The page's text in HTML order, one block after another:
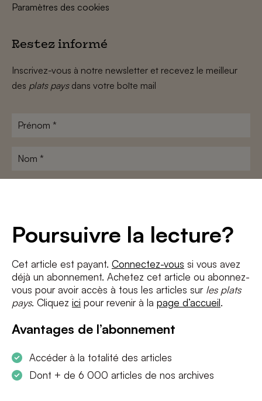
Poursuivre la lecture?
Cet article est payant. Connectez-vous si vous avez
déjà un abonnement. Achetez cet article ou abonnez-
vous pour avoir accès à tous les articles sur les plats
pays. Cliquez ici pour revenir à la page d’accueil.
Avantages de l’abonnement
Accéder à la totalité des articles
Dont + de 6 000 articles de nos archives
Paramètres des cookies
Restez informé
Inscrivez-vous à notre newsletter et recevez le meilleur
des plats paysdans votre boîte mail
Prénom
Nom
J'accepte les termes et conditions etla politique de confidentialité
S'INSCRIRE